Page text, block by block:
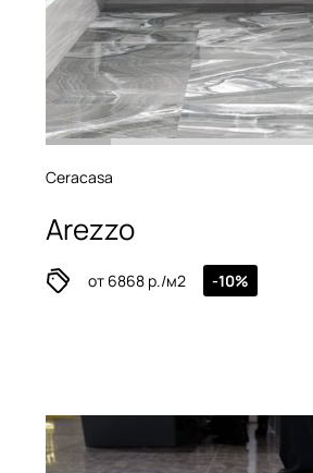
Ceracasa
Arezzo
от 6868 р./м2 -10%